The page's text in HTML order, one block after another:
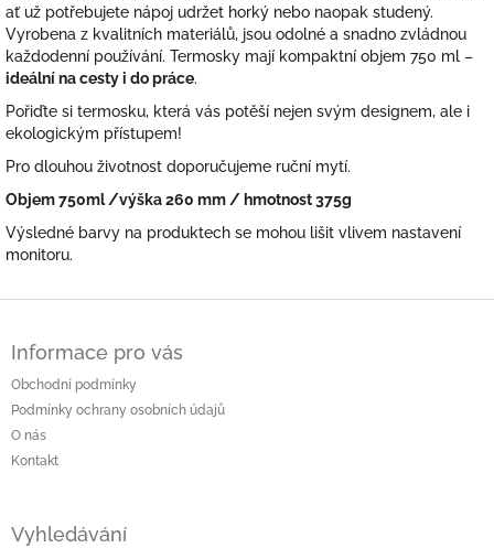
ať už potřebujete nápoj udržet horký nebo naopak studený.
Vyrobena z kvalitních materiálů, jsou odolné a snadno zvládnou
každodenní používání. Termosky mají kompaktní objem 750 ml –
ideální na cesty i do práce.
Pořiďte si termosku, která vás potěší nejen svým designem, ale i
ekologickým přístupem!
Pro dlouhou životnost doporučujeme ruční mytí.
Objem 750ml /výška 260 mm / hmotnost 375g
Výsledné barvy na produktech se mohou lišit vlivem nastavení
monitoru.
Informace pro vás
Obchodní podmínky
Podmínky ochrany osobních údajů
O nás
Kontakt
Vyhledávání